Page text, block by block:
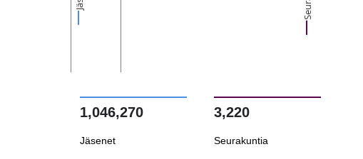
1,046,270
Jäsenet
3,220
Seurakuntia